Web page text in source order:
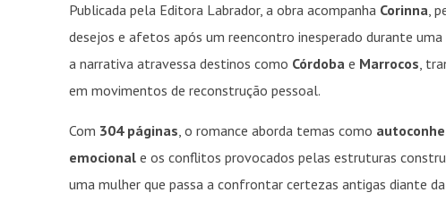
Publicada pela Editora Labrador, a obra acompanha Corinna,
desejos e afetos após um reencontro inesperado durante uma
a narrativa atravessa destinos como Córdoba e Marrocos,
em movimentos de reconstrução pessoal.
Com 304 páginas, o romance aborda temas como
emocional e os conflitos provocados pelas estruturas
uma mulher que passa a confrontar certezas antigas diante